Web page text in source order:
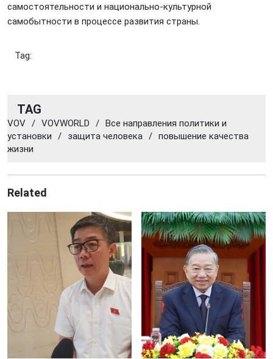
самостоятельности и национально-культурной
самобытности в процессе развития страны.
Tag:
TAG
VOV / VOVWORLD / Все направления политики и
установки
/ защита человека / повышение качества
жизни
Related